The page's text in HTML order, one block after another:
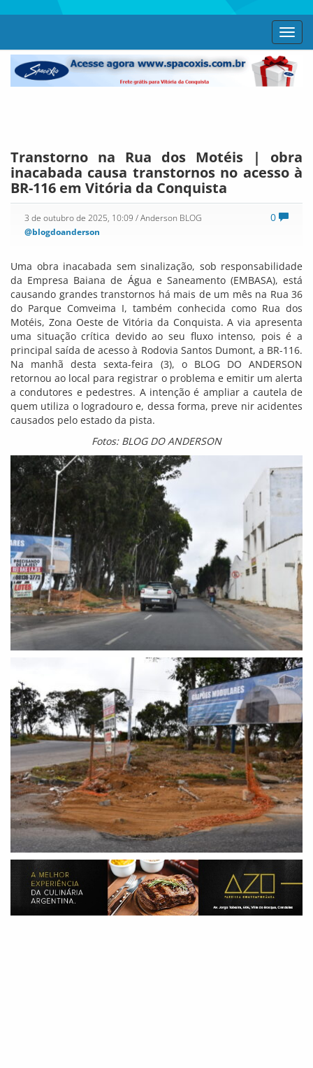
Transtorno na Rua dos Motéis | obra
inacabada causa transtornos no acesso à
BR-116 em Vitória da Conquista
0
3 de outubro de 2025, 10:09 / Anderson BLOG
@blogdoanderson
Uma obra inacabada sem sinalização, sob responsabilidade
da Empresa Baiana de Água e Saneamento (EMBASA), está
causando grandes transtornos há mais de um mês na Rua 36
do Parque Comveima I, também conhecida como Rua dos
Motéis, Zona Oeste de Vitória da Conquista. A via apresenta
uma situação crítica devido ao seu fluxo intenso, pois é a
principal saída de acesso à Rodovia Santos Dumont, a BR-116.
Na manhã desta sexta-feira (3), o BLOG DO ANDERSON
retornou ao local para registrar o problema e emitir um alerta
a condutores e pedestres. A intenção é ampliar a cautela de
quem utiliza o logradouro e, dessa forma, preve nir acidentes
causados pelo estado da pista.
Fotos: BLOG DO ANDERSON